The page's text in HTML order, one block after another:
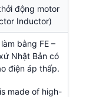
động motor
Inductor)
bằng FE –
Nhật Bản có
điện áp thấp.
made of high-